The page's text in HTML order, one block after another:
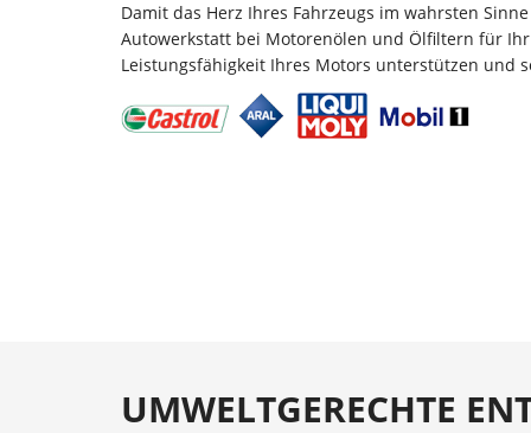
Damit das Herz Ihres Fahrzeugs im wahrsten
Autowerkstatt bei Motorenölen und Ölfiltern für
Leistungsfähigkeit Ihres Motors unterstützen und
UMWELTGERECHTE